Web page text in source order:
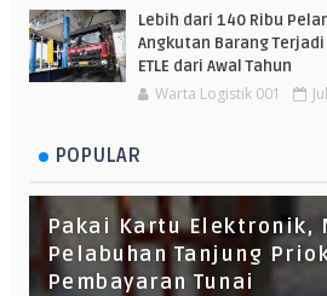
Lebih dari 140 Ribu
Angkutan Barang
ETLE dari Awal Tahun
Warta Logistik 001
POPULAR
Pakai Kartu Elektronik,
Pelabuhan Tanjung
Pembayaran Tunai